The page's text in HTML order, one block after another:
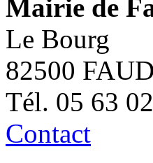
Mairie de
Le Bourg
82500
Tél. 05 63
Contact